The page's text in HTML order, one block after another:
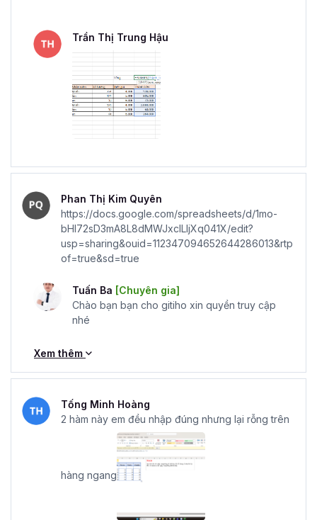
Trần Thị Trung Hậu
Phan Thị Kim Quyên
https://docs.google.com/spreadsheets/d/1mo-
bHI72sD3mA8L8dMWJxclLIjXq041X/edit?
usp=sharing&ouid=112347094652644286013&rtp
of=true&sd=true
Tuấn Ba [Chuyên gia]
Chào bạn bạn cho gitiho xin quyền truy cập
nhé
Xem thêm
Tống Minh Hoàng
2 hàm này em đều nhập đúng nhưng lại rỗng trên
hàng ngang